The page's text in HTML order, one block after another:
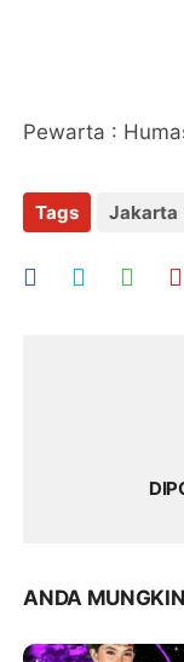
Pewarta :
Tags Jakarta
ANDA